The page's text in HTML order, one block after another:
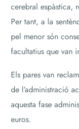
cerebral espàstica,
Per tant, a la
pel menor són
facultatius que van
Els pares van
de l’administració
aquesta fase
euros.